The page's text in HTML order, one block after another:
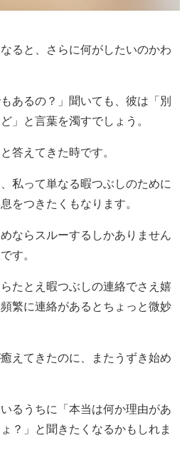
ると、さらに何がしたいのかわ
あるの？」聞いても、彼は「別
」と言葉を濁すでしょう。
答えてきた時です。
私って単なる暇つぶしのために
をつきたくもなります。
ならスルーするしかありません
す。
たとえ暇つぶしの連絡でさえ嬉
繁に連絡があるとちょっと微妙
えてきたのに、またうずき始め
るうちに「本当は何か理由があ
？」と聞きたくなるかもしれま